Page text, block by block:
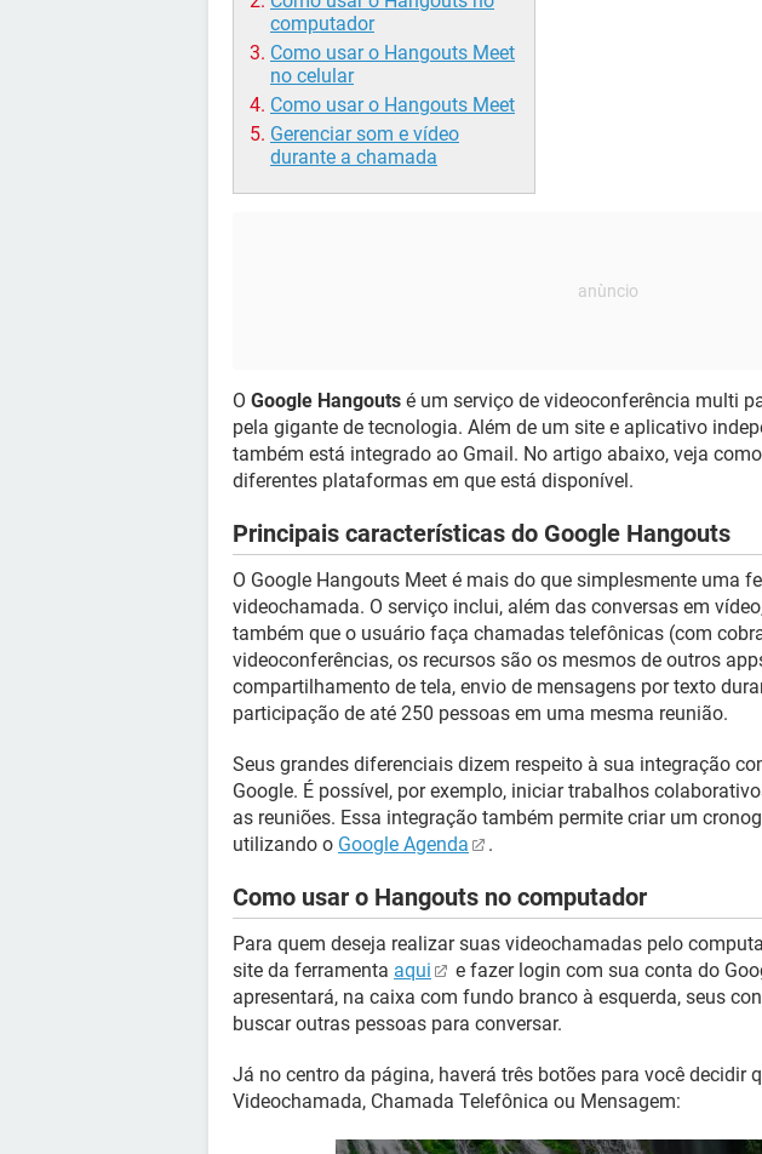
computador
Como usar o Hangouts Meet
no celular
Como usar o Hangouts Meet
Gerenciar som e vídeo
durante a chamada
O Google Hangouts é um serviço de videoconferência multi
pela gigante de tecnologia. Além de um site e aplicativo
também está integrado ao Gmail. No artigo abaixo, veja
diferentes plataformas em que está disponível.
Principais características do Google Hangouts
O Google Hangouts Meet é mais do que simplesmente uma
videochamada. O serviço inclui, além das conversas em
também que o usuário faça chamadas telefônicas (com
videoconferências, os recursos são os mesmos de outros
compartilhamento de tela, envio de mensagens por texto
participação de até 250 pessoas em uma mesma reunião.
Seus grandes diferenciais dizem respeito à sua integração
Google. É possível, por exemplo, iniciar trabalhos
as reuniões. Essa integração também permite criar um
utilizando o Google Agenda .
Como usar o Hangouts no computador
Para quem deseja realizar suas videochamadas pelo
site da ferramenta aqui
e fazer login com sua conta do
apresentará, na caixa com fundo branco à esquerda, seus
buscar outras pessoas para conversar.
Já no centro da página, haverá três botões para você decidir
Videochamada, Chamada Telefônica ou Mensagem: